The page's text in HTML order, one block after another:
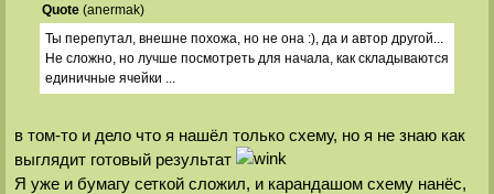
Quote(anermak)
Ты перепутал, внешне похожа, но не она :), да и автор другой...
Не сложно, но лучше посмотреть для начала, как складываются
единичные ячейки ...
в том-то и дело что я нашёл только схему, но я не знаю как
выглядит готовый результат
Я уже и бумагу сеткой сложил, и карандашом схему нанёс,